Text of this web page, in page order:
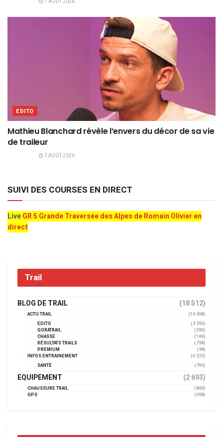
7 AOÛT 2026
EDITO
Mathieu Blanchard révèle l’envers du décor de sa vie
de traileur
7 AOÛT 2026
SUIVI DES COURSES EN DIRECT
LiveGR 5 Grande Traversée des Alpes de Romain Olivier en
direct
Trail
BLOG DE TRAIL (18 512)
ACTU TRAIL
(14 308)
EDITO
(3 356)
GORATRAIL
(390)
CHASSE
(149)
RÉSULTATS TRAILS
(738)
PREMIUM
(38)
INFOS ENTRAINEMENT
(4 232)
SANTÉ
(793)
EQUIPEMENT (2 693)
CHAUSSURE TRAIL
(800)
GPS
(958)